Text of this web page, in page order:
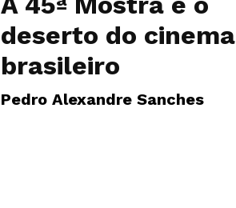
deserto do cinema
brasileiro
Pedro Alexandre Sanches